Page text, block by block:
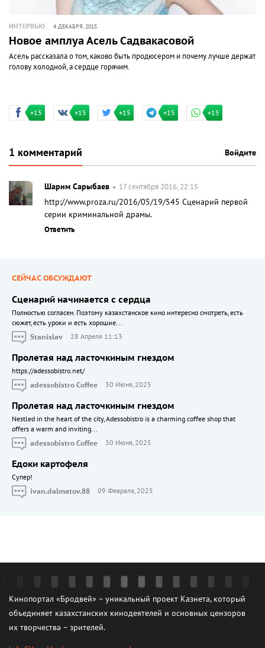
ИНТЕРВЬЮ 4 ДЕКАБРЯ, 2015
Новое амплуа Асель Садвакасовой
Асель рассказала о том, каково быть продюсером и почему лучше держать
голову холодной, а сердце горячим.
+15 +15 +15 +15 +15
1 комментарий Войдите
Шарим Сарыбаев 17 сентября 2016, 22:15
http://www.proza.ru/2016/05/19/545 Сценарий первой
серии криминальной драмы.
Ответить
СЕЙЧАС ОБСУЖДАЮТ
Сценарий начинается с сердца
Полностью согласен. Поэтому казахстанское кино интересно смотреть, есть
сюжет, есть уроки и есть хорошие...
Stanislav
28 Апреля 11:13
Пролетая над ласточкиным гнездом
https://adessobistro.net/
adessobistro Coffee
30 Июня, 2025
Пролетая над ласточкиным гнездом
Nestled in the heart of the city, Adessobistro is a charming coffee shop that
offers a warm and inviting...
adessobistro Coffee
30 Июня, 2025
Едоки картофеля
Cупер!
ivan.dalmatov.88
09 Февраля, 2025
Кинопортал «Бродвей» – уникальный проект Казнета, который
объединяет казахстанских кинодеятелей и основных цензоров
их творчества – зрителей.